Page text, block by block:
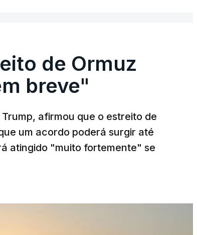
de Ormuz
breve"
afirmou que o estreito de
um acordo poderá surgir até
atingido "muito fortemente" se